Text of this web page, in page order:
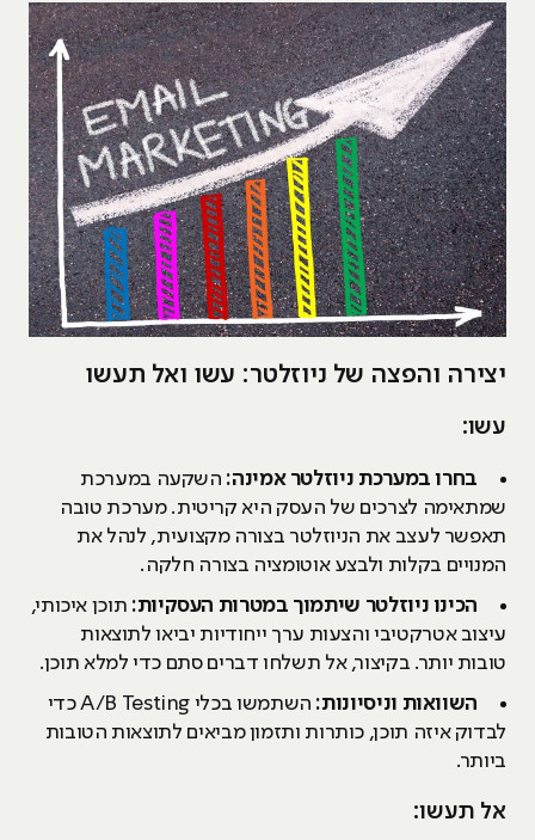
יצירה והפצה של ניוזלטר: עשו ואל תעשו
עשו:
בחרו במערכת ניוזלטר אמינה: השקעה במערכת
שמתאימה לצרכים של העסק היא קריטית. מערכת טובה
תאפשר לעצב את הניוזלטר בצורה מקצועית, לנהל את
המנויים בקלות ולבצע אוטומציה בצורה חלקה.
הכינו ניוזלטר שיתמוך במטרות העסקיות: תוכן איכותי,
עיצוב אטרקטיבי והצעות ערך ייחודיות יביאו לתוצאות
טובות יותר. בקיצור, אל תשלחו דברים סתם כדי למלא תוכן.
השוואות וניסיונות:
השתמשו בכלי A/B Testing כדי
לבדוק איזה תוכן, כותרות ותזמון מביאים לתוצאות הטובות
ביותר.
אל תעשו: